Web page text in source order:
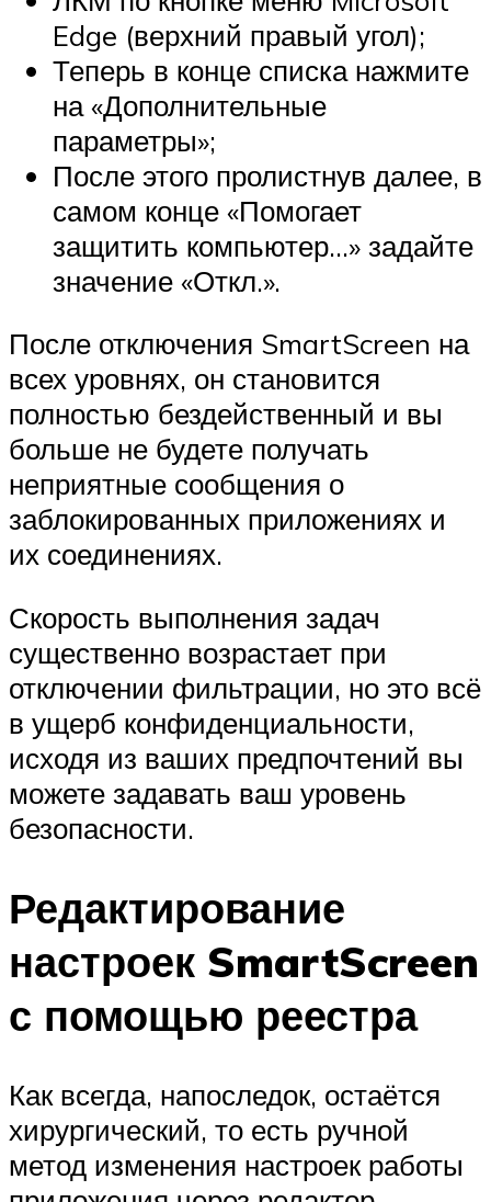
Edge (верхний правый угол);
Теперь в конце списка нажмите
на «Дополнительные
параметры»;
После этого пролистнув далее, в
самом конце «Помогает
защитить компьютер…» задайте
значение «Откл.».
После отключения SmartScreen на
всех уровнях, он становится
полностью бездейственный и вы
больше не будете получать
неприятные сообщения о
заблокированных приложениях и
их соединениях.
Скорость выполнения задач
существенно возрастает при
отключении фильтрации, но это всё
в ущерб конфиденциальности,
исходя из ваших предпочтений вы
можете задавать ваш уровень
безопасности.
Редактирование
настроек SmartScreen
с помощью реестра
Как всегда, напоследок, остаётся
хирургический, то есть ручной
метод изменения настроек работы